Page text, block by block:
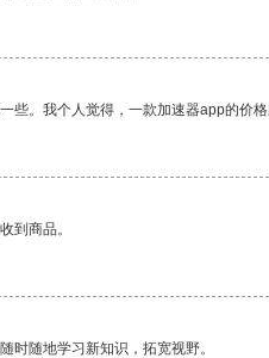
些。我个人觉得，一款加速器app的价格
到商品。
时随地学习新知识，拓宽视野。